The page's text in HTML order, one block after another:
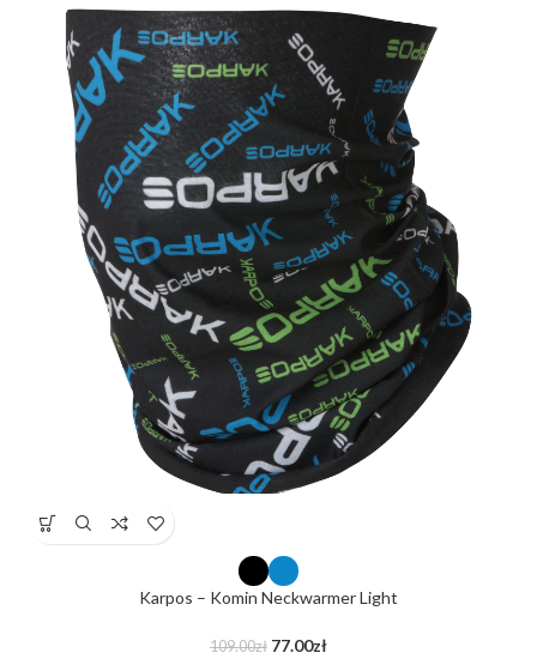
Karpos – Komin Neckwarmer Light
109.00zł 77.00zł